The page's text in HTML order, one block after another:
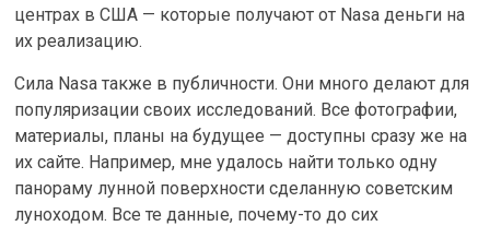
центрах в США — которые получают от Nasa деньги на
их реализацию.
Сила Nasa также в публичности. Они много делают для
популяризации своих исследований. Все фотографии,
материалы, планы на будущее — доступны сразу же на
их сайте. Например, мне удалось найти только одну
панораму лунной поверхности сделанную советским
луноходом. Все те данные, почему-то до сих